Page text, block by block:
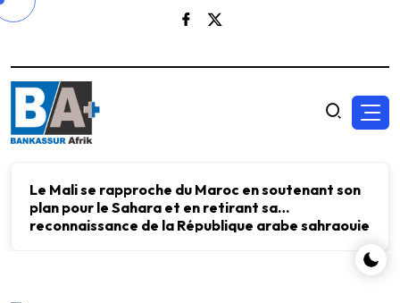
Le Mali se rapproche du Maroc en soutenant son
plan pour le Sahara et en retirant sa
reconnaissance de la République arabe sahraouie